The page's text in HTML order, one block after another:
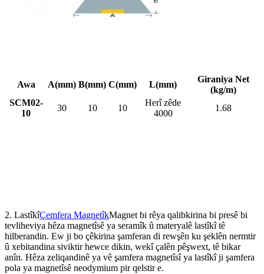
Awa A(mm) B(mm) C(mm) L(mm)
Giraniya Net
(kg/m)
SCM02-
10
30 10 10
Herî zêde
4000
1.68
2. LastîkîÇemfera MagnetîkMagnet bi rêya qalibkirina bi presê bi
tevliheviya hêza magnetîsê ya seramîk û materyalê lastîkî tê
hilberandin. Ew ji bo çêkirina şamferan di rewşên ku şeklên nermtir
û xebitandina siviktir hewce dikin, wekî çalên pêşwext, tê bikar
anîn. Hêza zeliqandinê ya vê şamfera magnetîsî ya lastîkî ji şamfera
pola ya magnetîsê neodymium pir qelstir e.